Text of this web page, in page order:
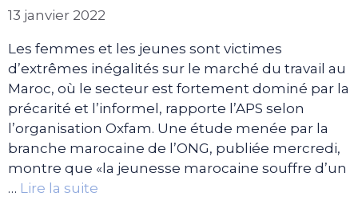
13 janvier 2022
Les femmes et les jeunes sont victimes
d’extrêmes inégalités sur le marché du travail au
Maroc, où le secteur est fortement dominé par la
précarité et l’informel, rapporte l’APS selon
l’organisation Oxfam. Une étude menée par la
branche marocaine de l’ONG, publiée mercredi,
montre que «la jeunesse marocaine souffre d’un
… Lire la suite